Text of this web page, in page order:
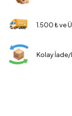
1.500 ₺ ve
Kolay İade/